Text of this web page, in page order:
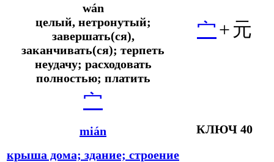
wán
целый, нетронутый;
завершать(ся),
заканчивать(ся); терпеть
неудачу; расходовать
полностью; платить
宀+元
宀
mián
крыша дома; здание; строение
КЛЮЧ 40